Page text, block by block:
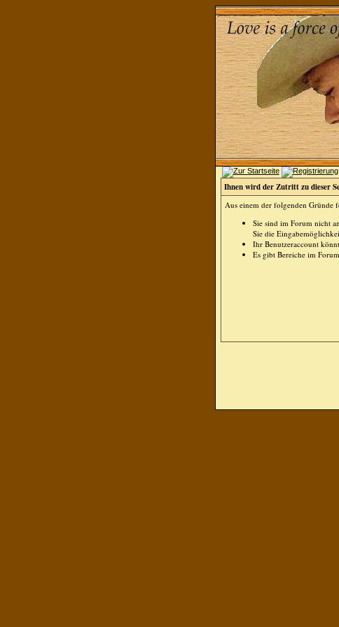
Ihnen wird der Zutritt zu dieser
Aus einem der folgenden Gründe
Sie sind im Forum nicht
Sie die
Ihr Benutzeraccount
Es gibt Bereiche im